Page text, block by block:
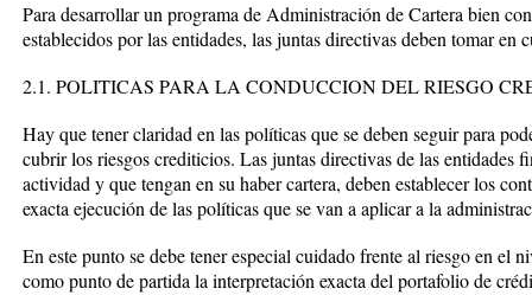
Para desarrollar un programa de Administración de Cartera bien
establecidos por las entidades, las juntas directivas deben tomar en
2.1. POLITICAS PARA LA CONDUCCION DEL RIESGO
Hay que tener claridad en las políticas que se deben seguir para
cubrir los riesgos crediticios. Las juntas directivas de las entidades
actividad y que tengan en su haber cartera, deben establecer los
exacta ejecución de las políticas que se van a aplicar a la
En este punto se debe tener especial cuidado frente al riesgo en el
como punto de partida la interpretación exacta del portafolio de